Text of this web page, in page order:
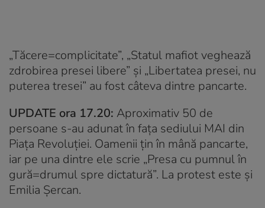
„Tăcere=complicitate”, „Statul mafiot veghează
zdrobirea presei libere” și „Libertatea presei, nu
puterea tresei” au fost câteva dintre pancarte.
UPDATE ora 17.20: Aproximativ 50 de
persoane s-au adunat în fața sediului MAI din
Piața Revoluției. Oamenii țin în mână pancarte,
iar pe una dintre ele scrie „Presa cu pumnul în
gură=drumul spre dictatură”. La protest este și
Emilia Șercan.